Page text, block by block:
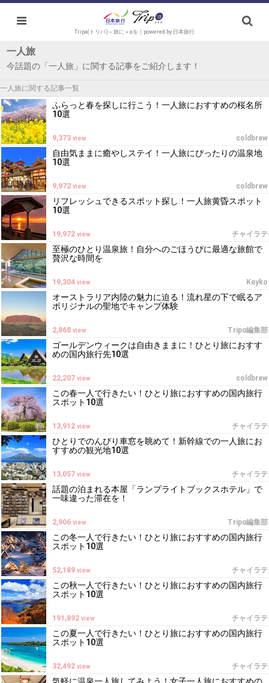
Tripa(トリパ)～旅に＋αを｜powered by 日本旅行
一人旅
今話題の「一人旅」に関する記事をご紹介します！
一人旅に関する記事一覧
ふらっと春を探しに行こう！一人旅におすすめの桜名所
10選
coldbrew
9,373 view
自由気ままに癒やしステイ！一人旅にぴったりの温泉地
10選
coldbrew
9,972 view
リフレッシュできるスポット探し！一人旅黄昏スポット
10選
チャイラテ
19,972 view
至極のひとり温泉旅！自分へのごほうびに最適な旅館で
贅沢な時間を
Keyko
19,304 view
オーストラリア内陸の魅力に迫る！流れ星の下で眠るア
ボリジナルの聖地でキャンプ体験
Tripα編集部
2,868 view
ゴールデンウィークは自由きままに！ひとり旅におすす
めの国内旅行先10選
coldbrew
22,207 view
この春一人で行きたい！ひとり旅におすすめの国内旅行
スポット10選
チャイラテ
13,912 view
ひとりでのんびり車窓を眺めて！新幹線での一人旅にお
すすめの観光地10選
チャイラテ
13,057 view
話題の泊まれる本屋「ランプライトブックスホテル」で
一味違った滞在を！
Tripα編集部
2,906 view
この冬一人で行きたい！ひとり旅におすすめの国内旅行
スポット10選
チャイラテ
52,189 view
この秋一人で行きたい！ひとり旅におすすめの国内旅行
スポット10選
チャイラテ
191,892 view
この夏一人で行きたい！ひとり旅におすすめの国内旅行
スポット10選
チャイラテ
32,492 view